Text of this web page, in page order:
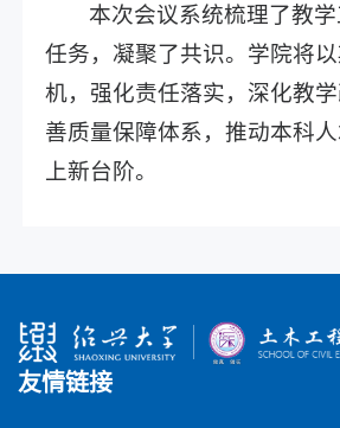
本次会议系统梳理了教
任务，凝聚了共识。学院将
机，强化责任落实，深化教
善质量保障体系，推动本科
上新台阶。
友情链接